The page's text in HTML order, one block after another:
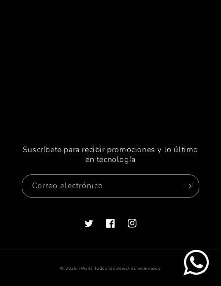
Suscríbete para recibir promociones y lo último
en tecnología
Correo electrónico
TwitterFacebookInstagram
© 2026,iWant Todos los derechos reservados